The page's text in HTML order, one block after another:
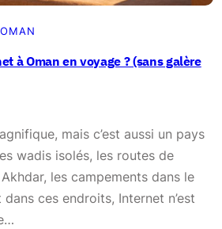
OMAN
à Oman en voyage ? (sans galère
mais c’est aussi un pays
wadis isolés, les routes de
les campements dans le
ces endroits, Internet n’est